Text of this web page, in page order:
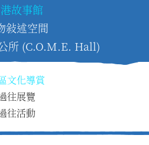
故事館
敍述空間
所 (C.O.M.E. Hall)
文化導賞
往展覽
往活動